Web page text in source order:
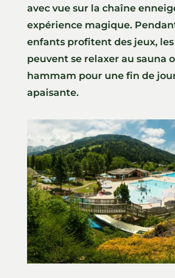
avec vue sur la chaîne
expérience magique.
enfants profitent des jeux,
peuvent se relaxer au sauna
hammam pour une fin de
apaisante.